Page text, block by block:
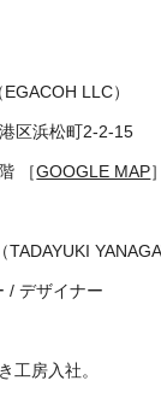
LLC）
区浜松町2-2-15
［GOOGLE MAP］
TADAYUKI
/ デザイナー
工房入社。